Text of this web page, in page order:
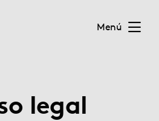
Menú
legal